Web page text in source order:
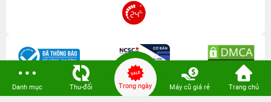
Danh mục Thu-đổi Trong ngày Máy cũ giá rẻ Trang chủ